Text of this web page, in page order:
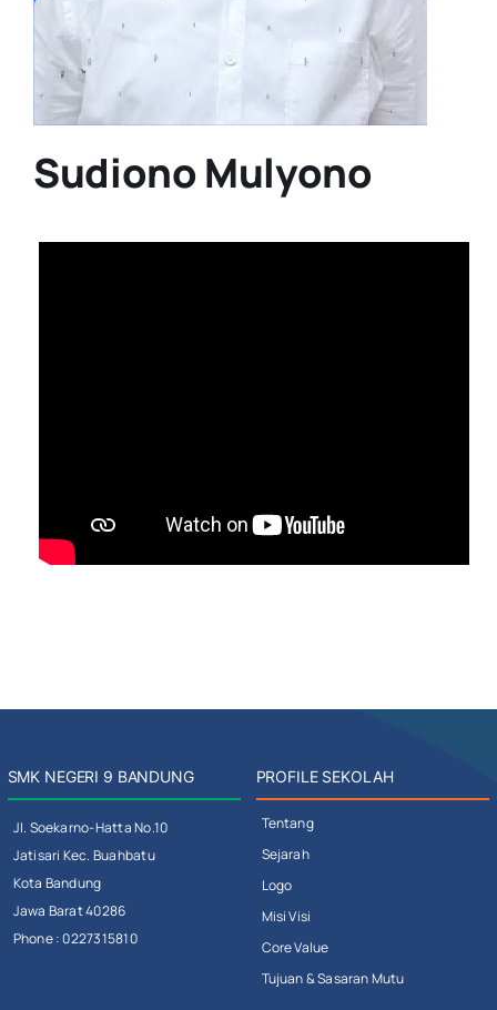
Sudiono Mulyono
SMK NEGERI 9 BANDUNG
Jl. Soekarno-Hatta No.10
Jatisari Kec. Buahbatu
Kota Bandung
Jawa Barat 40286
Phone : 0227315810
PROFILE SEKOLAH
Tentang
Sejarah
Logo
Misi Visi
Core Value
Tujuan & Sasaran Mutu